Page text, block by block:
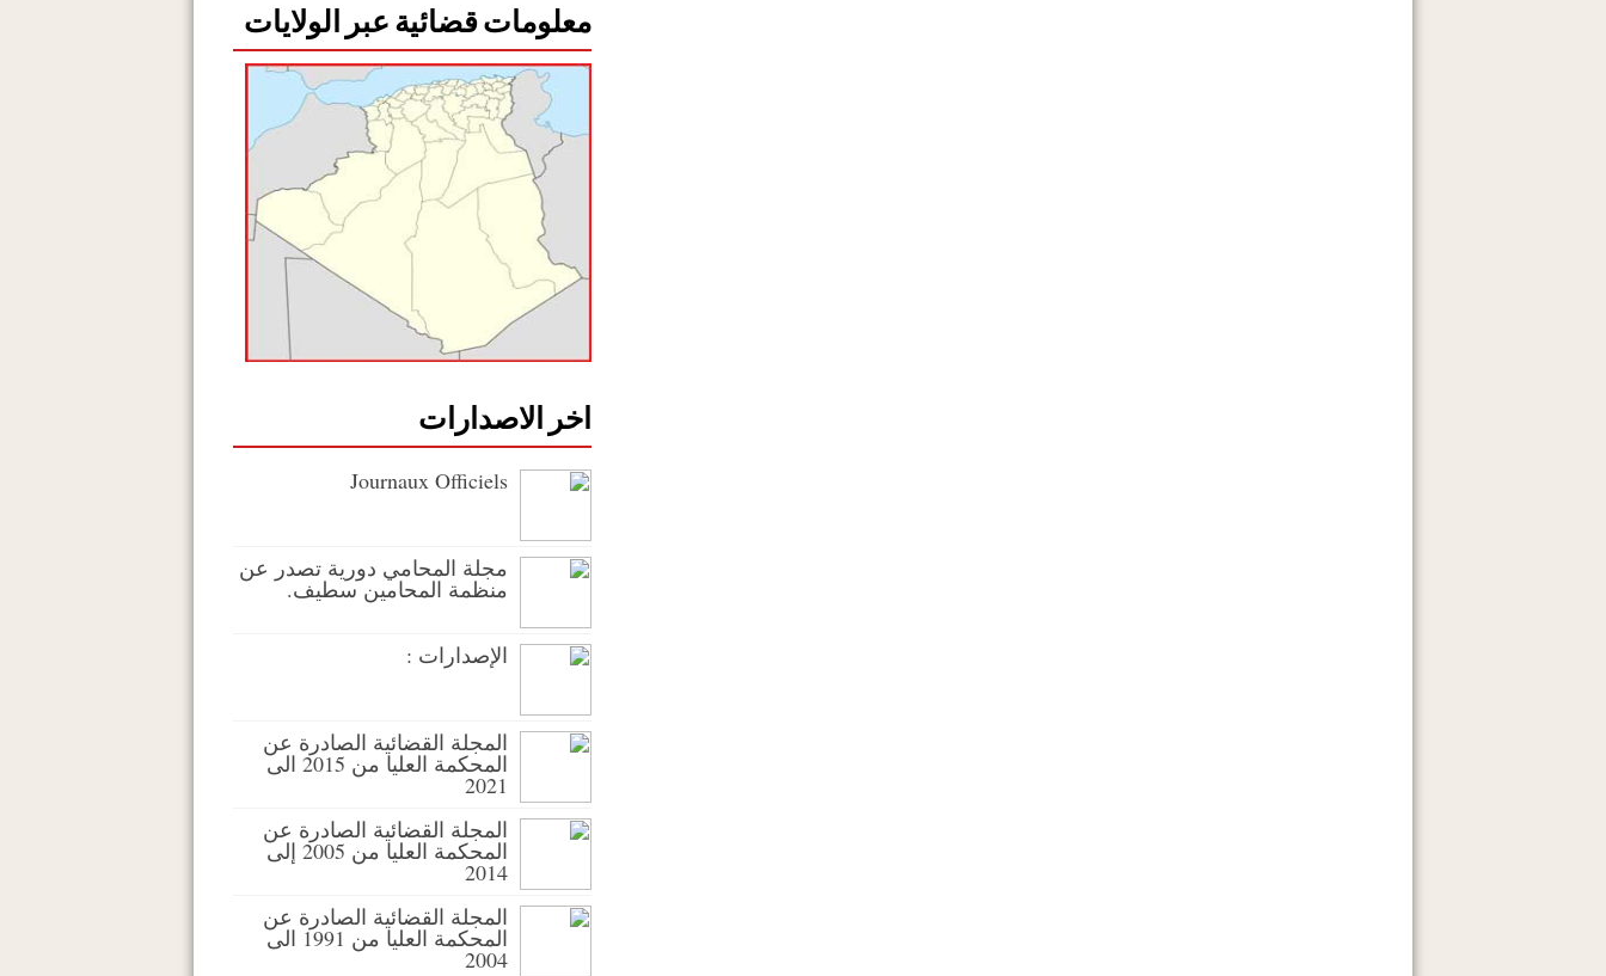
معلومات قضائية عبر الولايات
اخر الاصدارات
Journaux Officiels
مجلة المحامي دورية تصدر عن
منظمة المحامين سطيف.
الإصدارات :
المجلة القضائية الصادرة عن
المحكمة العليا من 2015 الى
2021
المجلة القضائية الصادرة عن
المحكمة العليا من 2005 إلى
2014
المجلة القضائية الصادرة عن
المحكمة العليا من 1991 الى
2004